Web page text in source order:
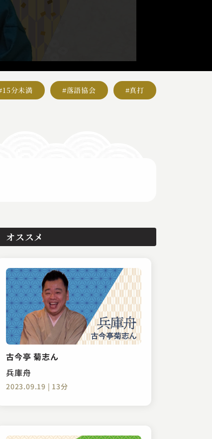
分未満 #落語協会 #真打
オススメ
古今亭 菊志ん
兵庫舟
2023.09.19 | 13分